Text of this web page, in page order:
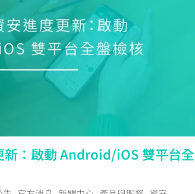
新：啟動 Android/iOS 雙平台全